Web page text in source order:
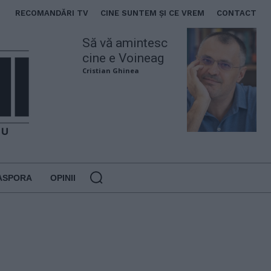
RECOMANDĂRI TV CINE SUNTEM ȘI CE VREM CONTACT
Să vă amintesc
cine e Voineag
Cristian Ghinea
OPINII